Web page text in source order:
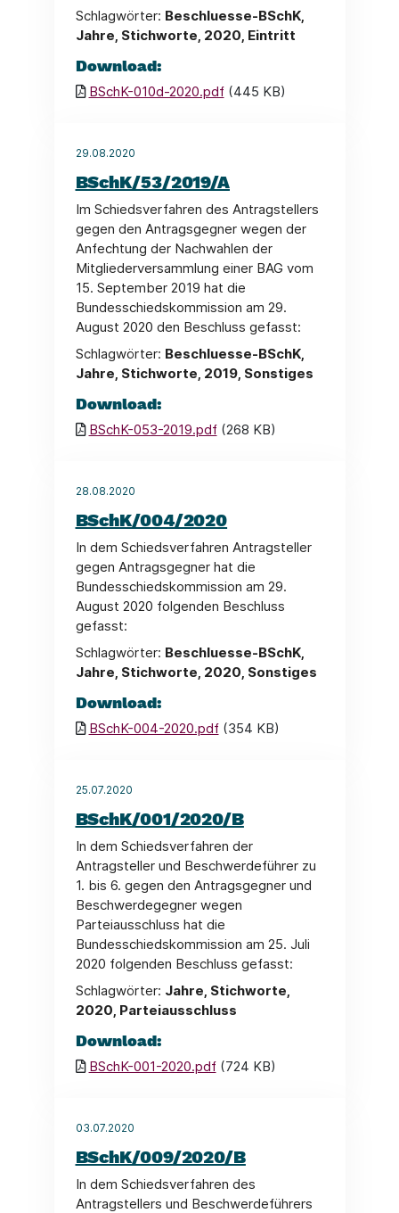
Schlagwörter: Beschluesse-BSchK,
Jahre, Stichworte, 2020, Eintritt
Download:
BSchK-010d-2020.pdf(445 KB)
29.08.2020
BSchK/53/2019/A
Im Schiedsverfahren des Antragstellers
gegen den Antragsgegner wegen der
Anfechtung der Nachwahlen der
Mitgliederversammlung einer BAG vom
15. September 2019 hat die
Bundesschiedskommission am 29.
August 2020 den Beschluss gefasst:
Schlagwörter: Beschluesse-BSchK,
Jahre, Stichworte, 2019, Sonstiges
Download:
BSchK-053-2019.pdf(268 KB)
28.08.2020
BSchK/004/2020
In dem Schiedsverfahren Antragsteller
gegen Antragsgegner hat die
Bundesschiedskommission am 29.
August 2020 folgenden Beschluss
gefasst:
Schlagwörter: Beschluesse-BSchK,
Jahre, Stichworte, 2020, Sonstiges
Download:
BSchK-004-2020.pdf(354 KB)
25.07.2020
BSchK/001/2020/B
In dem Schiedsverfahren der
Antragsteller und Beschwerdeführer zu
1. bis 6. gegen den Antragsgegner und
Beschwerdegegner wegen
Parteiausschluss hat die
Bundesschiedskommission am 25. Juli
2020 folgenden Beschluss gefasst:
Schlagwörter: Jahre, Stichworte,
2020, Parteiausschluss
Download:
BSchK-001-2020.pdf(724 KB)
03.07.2020
BSchK/009/2020/B
In dem Schiedsverfahren des
Antragstellers und Beschwerdeführers